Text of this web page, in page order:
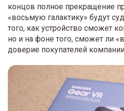
концов полное прекращение
«восьмую галактику» будут
того, как устройство сможет
но и на фоне того, сможет ли
доверие покупателей